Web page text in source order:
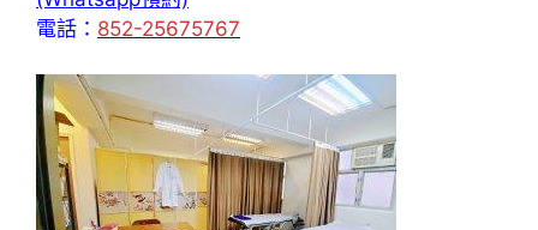
電話： 852-25675767